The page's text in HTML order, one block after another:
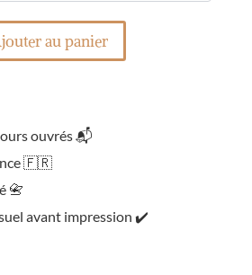
au panier
ouvrés📬
🇫🇷
📇
avant impression ✔️